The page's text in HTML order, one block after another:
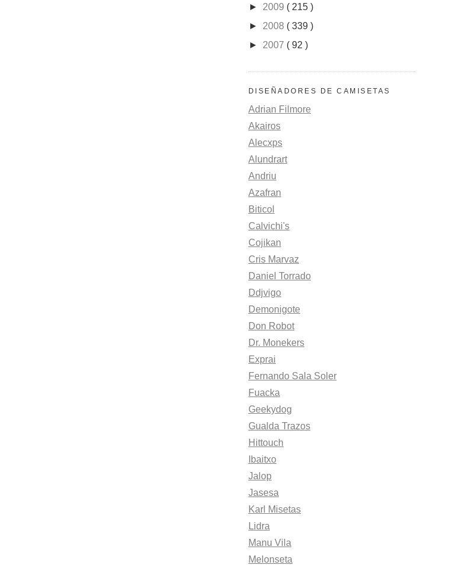
► 2009 ( 215 )
► 2008 ( 339 )
► 2007 ( 92 )
DISEÑADORES DE CAMISETAS
Adrian Filmore
Akairos
Alecxps
Alundrart
Andriu
Azafran
Biticol
Calvichi's
Cojikan
Cris Marvaz
Daniel Torrado
Ddjvigo
Demonigote
Don Robot
Dr. Monekers
Exprai
Fernando Sala Soler
Fuacka
Geekydog
Gualda Trazos
Hittouch
Ibaitxo
Jalop
Jasesa
Karl Misetas
Lidra
Manu Vila
Melonseta